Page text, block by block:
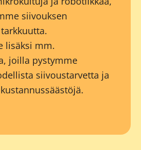
siivouksen
lisäksi mm.
joilla pystymme
siivoustarvetta ja